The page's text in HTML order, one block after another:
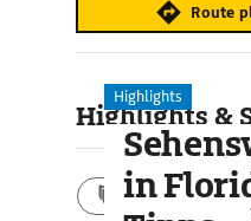
Route
Highlights &
Aktivitäten
Highlights
in